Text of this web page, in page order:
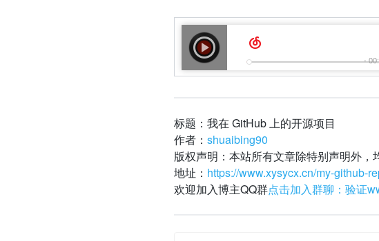
标题：我在 GitHub 上的开源项目
作者： shuaibing90
版权声明：本站所有文章除特别声明外，
地址： https://www.xysycx.cn/my-github-
欢迎加入博主QQ群点击加入群聊：验证